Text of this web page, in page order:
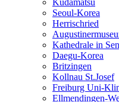
Seoul-Korea
Herrischried
Kathedrale in
Daegu-Korea
Britzingen
Kollnau St.Josef
Freiburg Uni-
Ellmendingen-